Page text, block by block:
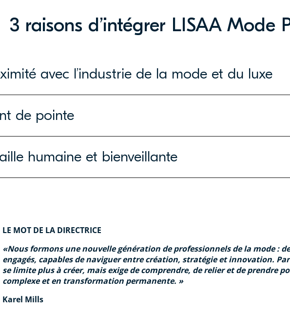
3 raisons d’intégrer LISAA Mode
avec l’industrie de la mode et du luxe
de pointe
humaine et bienveillante
LE MOT DE LA DIRECTRICE
Nous formons une nouvelle génération de professionnels de la mode :
engagés, capables de naviguer entre création, stratégie et innovation.
se limite plus à créer, mais exige de comprendre, de relier et de prendre
complexe et en transformation permanente.
Karel Mills